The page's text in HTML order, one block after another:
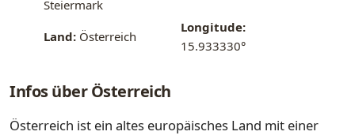
Steiermark
Land: Österreich
Longitude:
15.933330°
Infos über Österreich
Österreich ist ein altes europäisches Land mit einer